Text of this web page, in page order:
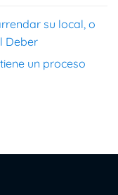
su local, o
Deber
un proceso